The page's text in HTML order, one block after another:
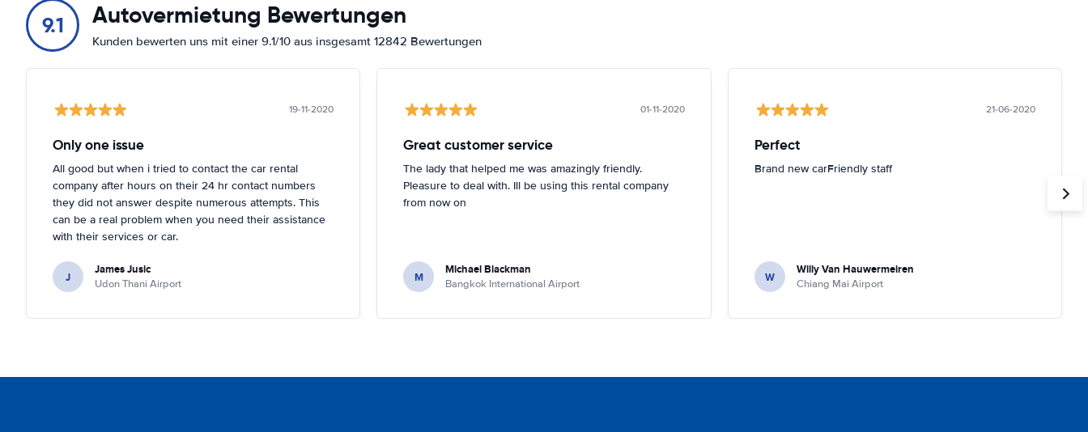
9.1 Autovermietung Bewertungen
Kunden bewerten uns mit einer 9.1/10 aus insgesamt 12842 Bewertungen
19-11-2020
Only one issue
All good but when i tried to contact the car rental
company after hours on their 24 hr contact numbers
they did not answer despite numerous attempts. This
can be a real problem when you need their assistance
with their services or car.
J James Jusic
Udon Thani Airport
01-11-2020
Great customer service
The lady that helped me was amazingly friendly.
Pleasure to deal with. Ill be using this rental company
from now on
M Michael Blackman
Bangkok International Airport
21-06-2020
Perfect
Brand new carFriendly staff
W Willy Van Hauwermeiren
Chiang Mai Airport